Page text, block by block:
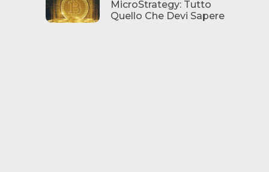
MicroStrategy: Tutto
Quello Che Devi Sapere